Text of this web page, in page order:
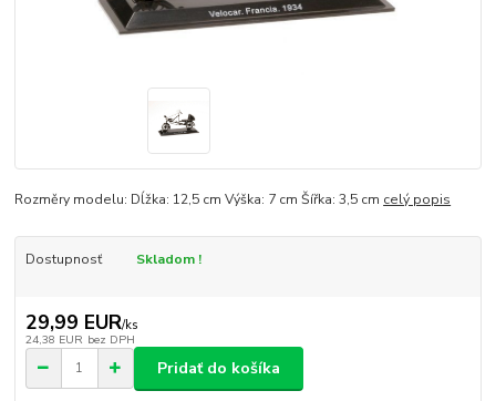
Rozměry modelu: Dĺžka: 12,5 cm Výška: 7 cm Šířka: 3,5 cm celý popis
Dostupnosť Skladom !
29,99 EUR/ks
24,38 EUR bez DPH
Pridať do košíka